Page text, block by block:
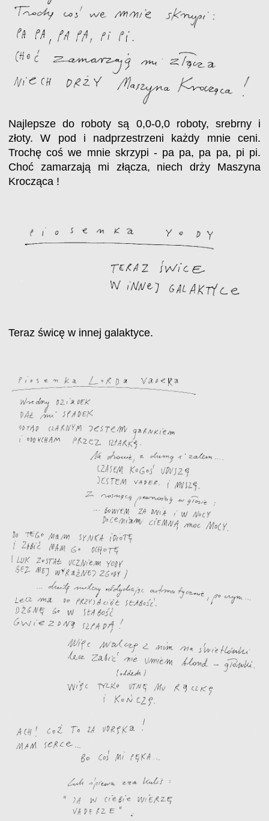
Najlepsze do roboty są 0,0-0,0 roboty, srebrny i
złoty. W pod i nadprzestrzeni każdy mnie ceni.
Trochę coś we mnie skrzypi - pa pa, pa pa, pi pi.
Choć zamarzają mi złącza, niech drży Maszyna
Krocząca !
Teraz świcę w innej galaktyce.